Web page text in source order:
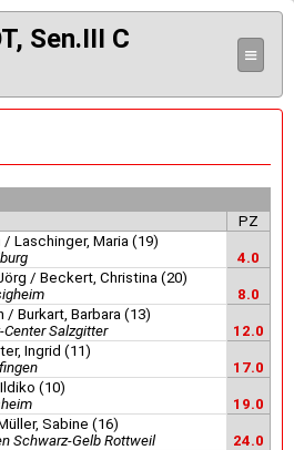
Sen.III C
≡
PZ
Laschinger, Maria (19)
4.0
/ Beckert, Christina (20)
8.0
/ Burkart, Barbara (13)
Salzgitter
12.0
Ingrid (11)
17.0
(10)
19.0
Sabine (16)
Schwarz-Gelb Rottweil
24.0